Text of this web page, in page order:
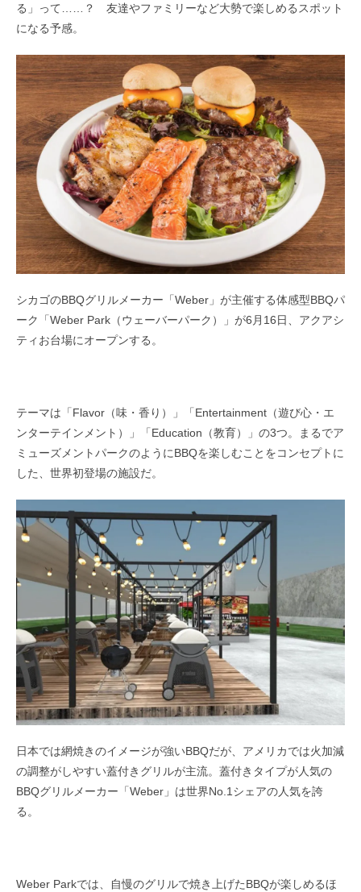
る」って……？ 友達やファミリーなど大勢で楽しめるスポット
になる予感。
シカゴのBBQグリルメーカー「Weber」が主催する体感型BBQパ
ーク「Weber Park（ウェーバーパーク）」が6月16日、アクアシ
ティお台場にオープンする。
テーマは「Flavor（味・香り）」「Entertainment（遊び心・エ
ンターテインメント）」「Education（教育）」の3つ。まるでア
ミューズメントパークのようにBBQを楽しむことをコンセプトに
した、世界初登場の施設だ。
日本では網焼きのイメージが強いBBQだが、アメリカでは火加減
の調整がしやすい蓋付きグリルが主流。蓋付きタイプが人気の
BBQグリルメーカー「Weber」は世界No.1シェアの人気を誇
る。
Weber Parkでは、自慢のグリルで焼き上げたBBQが楽しめるほ